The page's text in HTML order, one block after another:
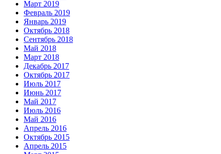
Март 2019
Февраль 2019
Январь 2019
Октябрь 2018
Сентябрь 2018
Май 2018
Март 2018
Декабрь 2017
Октябрь 2017
Июль 2017
Июнь 2017
Май 2017
Июль 2016
Май 2016
Апрель 2016
Октябрь 2015
Апрель 2015